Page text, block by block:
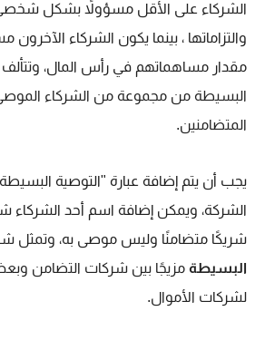
الشركاء على الأقل مسؤولاً بشكل
والتزاماتها ، بينما يكون الشركاء
مقدار مساهماتهم في رأس المال،
البسيطة من مجموعة من الشركاء
المتضامنين.
يجب أن يتم إضافة عبارة "التوصية
الشركة، ويمكن إضافة اسم أحد الشركاء
شريكًا متضامنًا وليس موصى به، وتمثل
البسيطة مزيجًا بين شركات التضامن
لشركات الأموال.